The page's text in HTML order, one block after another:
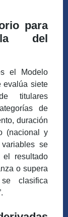
para
del
el Modelo
evalúa siete
titulares
de
duración
(nacional y
se
el resultado
o supera
clasifica